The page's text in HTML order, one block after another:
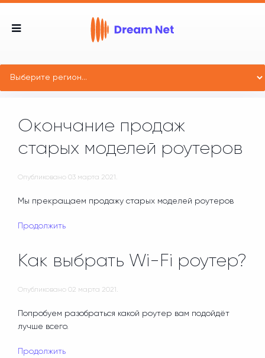
Окончание продаж
старых моделей роутеров
Опубликовано 03 марта 2021 .
Мы прекращаем продажу старых моделей роутеров
Продолжить
Как выбрать Wi-Fi роутер?
Опубликовано 02 марта 2021 .
Попробуем разобраться какой роутер вам подойдёт
лучше всего.
Продолжить